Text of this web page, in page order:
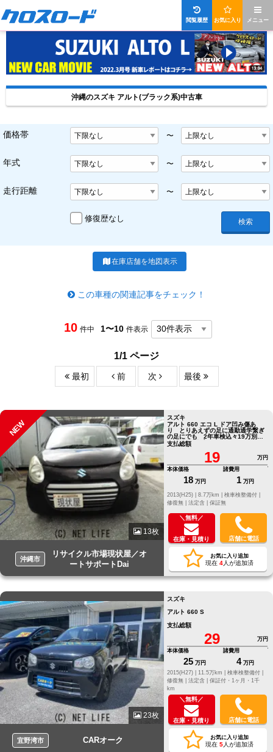
メニュー
お気に入り
閲覧履歴
沖縄のスズキ アルト(ブラック系)中古車
価格帯 〜
年式 〜
走行距離 〜
修復歴なし 検索
在庫店舗を地図表示
この車種の関連記事をチェック！
10 件中 1〜10 件表示
1/1 ページ
最初 前 次 最後
NEW
13枚
沖縄市
リサイクル市場現状屋／オ
ートサポートDai
スズキ
アルト 660 エコ L ドア凹み傷あ
り とりあえずの足に通勤通学繋ぎ
の足にでも 2年車検込々19万別途
12か月保証プランあり
支払総額
19
万円
本体価格
18 万円
諸費用
1 万円
修復無 | 法定含 | 保証無
＼無料／
在庫・見積り 店舗に電話
お気に入り追加
現在 4人が追加済
23枚
宜野湾市 CARオーク
スズキ
アルト 660 S
支払総額
29
万円
本体価格
25 万円
諸費用
4 万円
2015(H27) |
11.5万km |
検車検整備付 |
修復無 | 法定含 | 保証付・1ヶ月・1千
km
＼無料／
在庫・見積り 店舗に電話
お気に入り追加
現在 5人が追加済